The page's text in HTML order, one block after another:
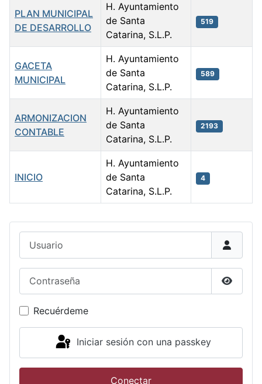
PLAN MUNICIPAL
DE DESARROLLO
H. Ayuntamiento
de Santa
Catarina, S.L.P.
519
GACETA
MUNICIPAL
H. Ayuntamiento
de Santa
Catarina, S.L.P.
589
ARMONIZACION
CONTABLE
H. Ayuntamiento
de Santa
Catarina, S.L.P.
2193
INICIO
H. Ayuntamiento
de Santa
Catarina, S.L.P.
4
Recuérdeme
Iniciar sesión con una passkey
Conectar